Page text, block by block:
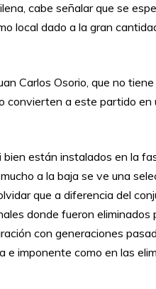
cabe señalar que se
local dado a la gran
Carlos Osorio, que no
convierten a este partido
están instalados en la
a la baja se ve una
que a diferencia del
donde fueron
con generaciones
imponente como en las